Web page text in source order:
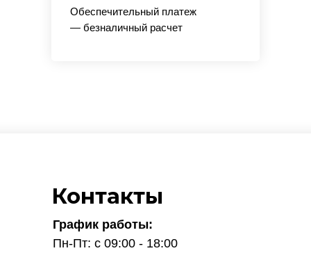
Обеспечительный платеж
— безналичный расчет
Контакты
График работы:
Пн-Пт: с 09:00 - 18:00